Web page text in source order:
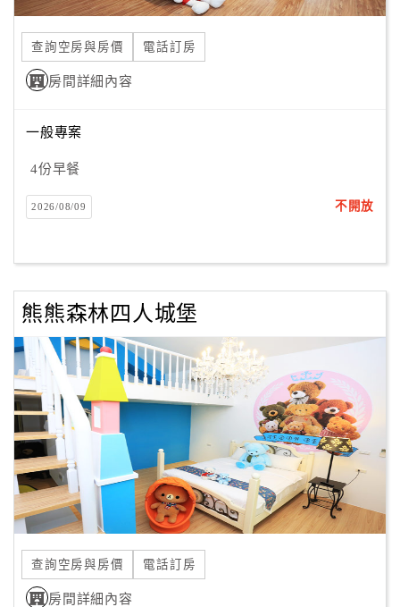
合
作
提
案
店
作
商
合
作
旅
伴
計
劃
商
品
宣
傳
查詢空房與房價 電話訂房
房間詳細內容
一般專案
4份早餐
2026/08/09 不開放
熊熊森林四人城堡
查詢空房與房價 電話訂房
房間詳細內容